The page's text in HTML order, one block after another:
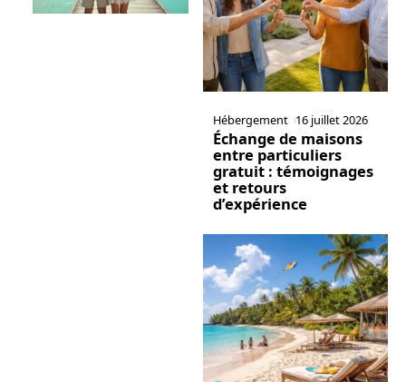
Hébergement 16 juillet 2026
Échange de maisons
entre particuliers
gratuit : témoignages
et retours
d’expérience